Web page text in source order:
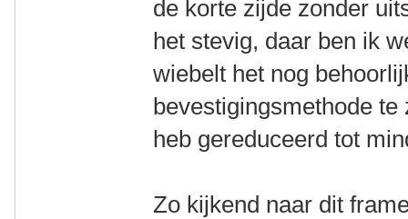
de korte zijde zonder
het stevig, daar ben ik
wiebelt het nog
bevestigingsmethode
heb gereduceerd tot
Zo kijkend naar dit